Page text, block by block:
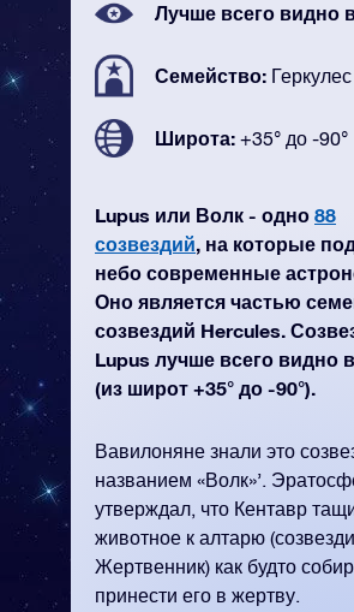
Лучше всего видно
Семейство: Геркулес
Широта: +35° до -90°
Lupus или Волк - одно 88
созвездий, на которые
небо современные
Оно является частью
созвездий Hercules.
Lupus лучше всего видно
(из широт +35° до -90°).
Вавилоняне знали это
названием «Волк»’.
утверждал, что Кентавр
животное к алтарю
Жертвенник) как будто
принести его в жертву.